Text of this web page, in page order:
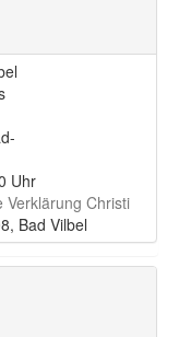
Uhr
Verklärung Christi
Bad Vilbel